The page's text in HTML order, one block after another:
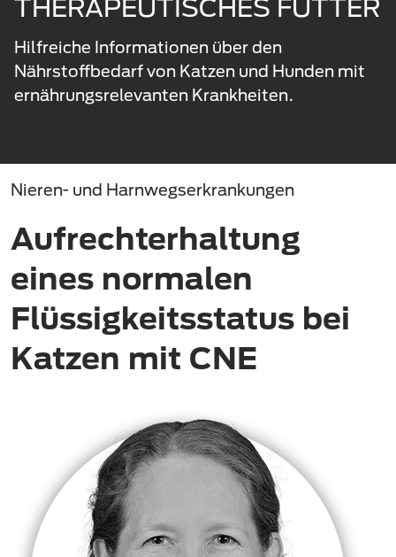
THERAPEUTISCHES FUTTER
Hilfreiche Informationen über den
Nährstoffbedarf von Katzen und Hunden mit
ernährungsrelevanten Krankheiten.
Nieren- und Harnwegserkrankungen
Aufrechterhaltung
eines normalen
Flüssigkeitsstatus bei
Katzen mit CNE